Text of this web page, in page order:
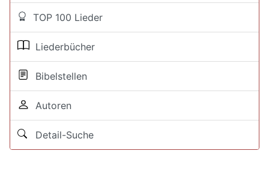
TOP 100 Lieder
Liederbücher
Bibelstellen
Autoren
Detail-Suche